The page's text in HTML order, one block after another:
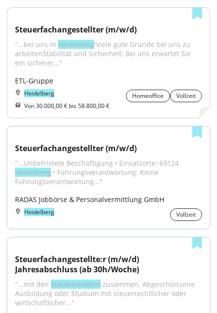
Steuerfachangestellter (m/w/d)
"...bei uns in Heidelberg!Viele gute Gründe bei uns zu
arbeitenStabilität und Sicherheit: Bei uns erwartet Sie
ein sicherer..."
ETL-Gruppe
Heidelberg Homeoffice
Vollzeit
Von 30.000,00 € bis 58.800,00 €
Steuerfachangestellter (m/w/d)
Heidelberg • Führungsverantwortung: Keine
Führungsverantwortung..."
RADAS Jobbörse & Personalvermittlung GmbH
Heidelberg Vollzeit
Steuerfachangestellte:r (m/w/d)
Jahresabschluss (ab 30h/Woche)
"...mit den Steuerberatern zusammen. Abgeschlossene
Ausbildung oder Studium mit steuerrechtlicher oder
wirtschaftlicher..."